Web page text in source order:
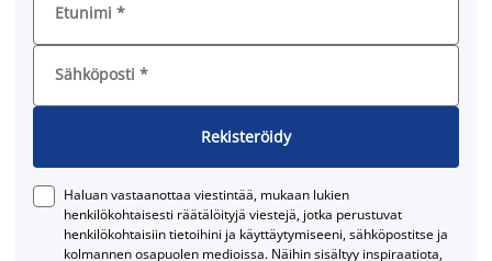
Etunimi *
Sähköposti *
Rekisteröidy
Haluan vastaanottaa viestintää, mukaan lukien
henkilökohtaisesti räätälöityjä viestejä, jotka perustuvat
henkilökohtaisiin tietoihini ja käyttäytymiseeni, sähköpostitse ja
kolmannen osapuolen medioissa. Näihin sisältyy inspiraatiota,